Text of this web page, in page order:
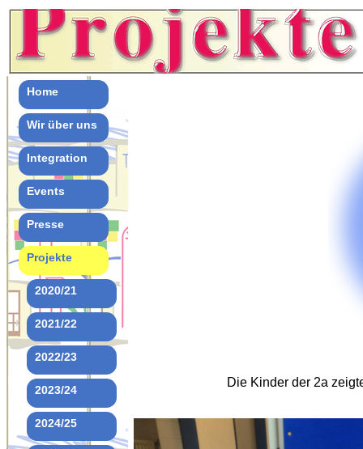
Home
Wir über uns
Integration
Events
Presse
Projekte
2020/21
2021/22
2022/23
2023/24
2024/25
Die Kinder der 2a